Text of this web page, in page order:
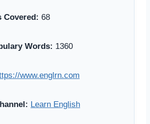
Covered: 68
Words: 1360
www.englrn.com
Learn English